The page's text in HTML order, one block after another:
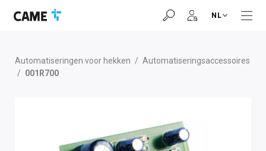
naar
naar
naar
NL
Automatiseringen voor hekken / Automatiseringsaccessoires
/ 001R700